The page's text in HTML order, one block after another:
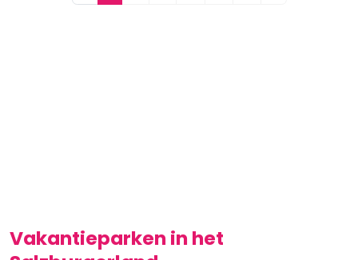
Vakantieparken in het